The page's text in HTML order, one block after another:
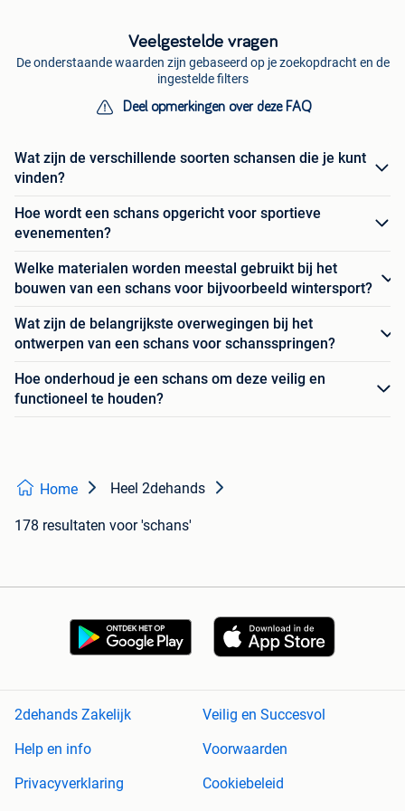
Veelgestelde vragen
De onderstaande waarden zijn gebaseerd op je zoekopdracht en de
ingestelde filters
Deel opmerkingen over deze FAQ
Wat zijn de verschillende soorten schansen die je kunt
vinden?
Hoe wordt een schans opgericht voor sportieve
evenementen?
Welke materialen worden meestal gebruikt bij het
bouwen van een schans voor bijvoorbeeld wintersport?
Wat zijn de belangrijkste overwegingen bij het
ontwerpen van een schans voor schansspringen?
Hoe onderhoud je een schans om deze veilig en
functioneel te houden?
Home Heel 2dehands
178 resultaten voor 'schans'
2dehands Zakelijk
Veilig en Succesvol
Help en info
Voorwaarden
Privacyverklaring
Cookiebeleid